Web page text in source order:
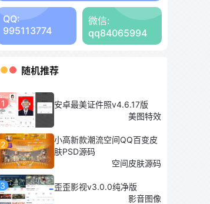
QQ:
995113774
微信:
qq84065994
随机推荐
1
安卓最美证件照v4.6.17版
美图特效
2
小高新款潮流空间QQ百变皮
肤PSD源码
空间皮肤源码
3
歪歪影视v3.0.0纯净版
影音图像